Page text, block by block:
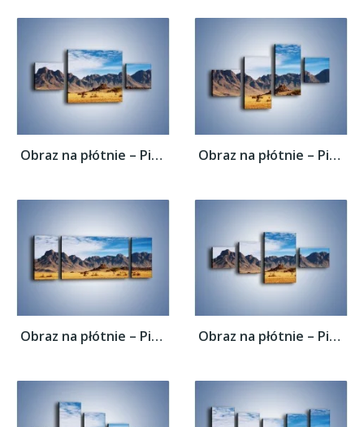
Obraz na płótnie – Piasek nie tylko na... Obraz na płótnie – Piasek nie tylko na...
Obraz na płótnie – Piasek nie tylko na... Obraz na płótnie – Piasek nie tylko na...